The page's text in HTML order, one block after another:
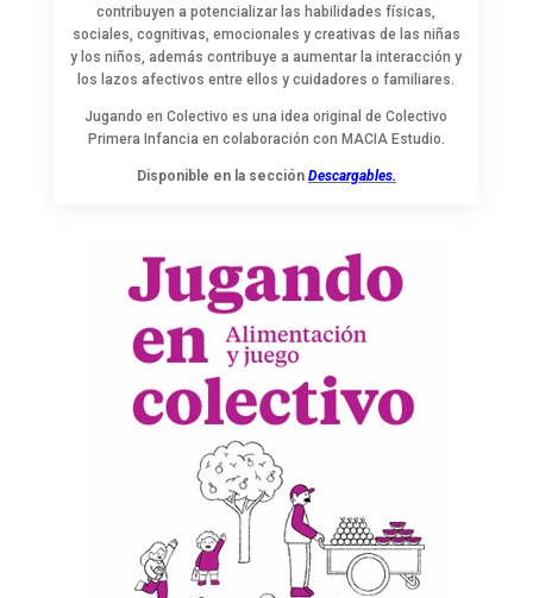
contribuyen a potencializar las habilidades físicas,
sociales, cognitivas, emocionales y creativas de las niñas
y los niños, además contribuye a aumentar la interacción y
los lazos afectivos entre ellos y cuidadores o familiares.
Jugando en Colectivo es una idea original de Colectivo
Primera Infancia en colaboración con MACIA Estudio.
Disponible en la sección Descargables.